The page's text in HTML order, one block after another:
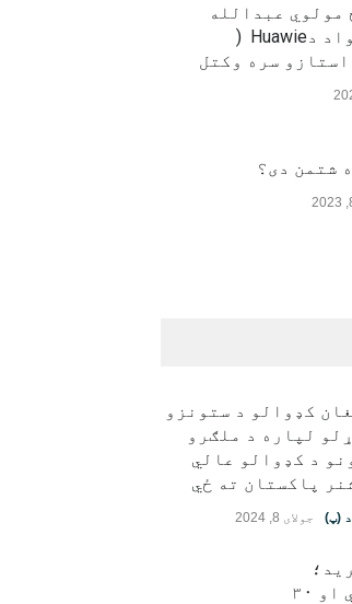
مولوي عبدالله
"مختار" د چین هیواد دHuawie (
سره وکتل
شتمن دی؟
کډوالو د ستونزو
لپاره د ملګرو
د کډوالو عالي
پاکستان ته ځي
(پ) جولای 8, 2024
۱۱ اسراییل وژل شوي او ۳۰